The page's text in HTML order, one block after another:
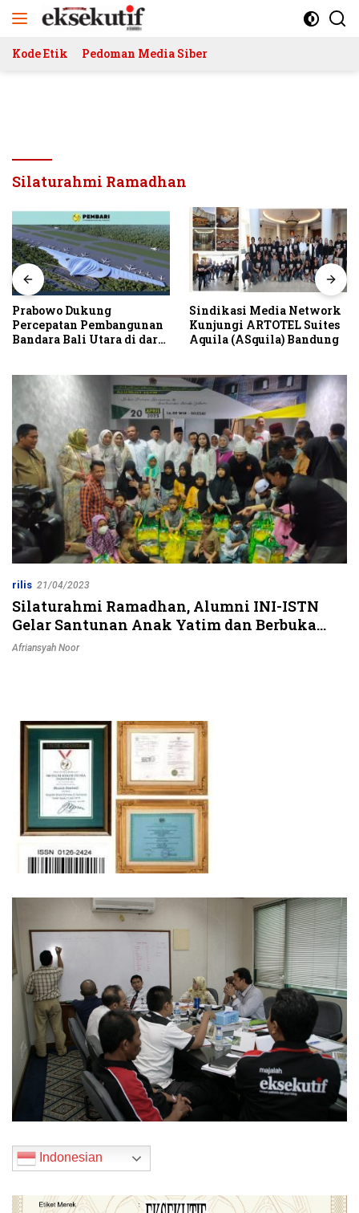
Kode Etik Pedoman Media Siber
Silaturahmi Ramadhan
Prabowo Dukung
Percepatan Pembangunan
Bandara Bali Utara di darat
Sindikasi Media Network
Kunjungi ARTOTEL Suites
Aquila (ASquila) Bandung
rilis 21/04/2023
Silaturahmi Ramadhan, Alumni INI-ISTN
Gelar Santunan Anak Yatim dan Berbuka
Bersama
Afriansyah Noor
Indonesian